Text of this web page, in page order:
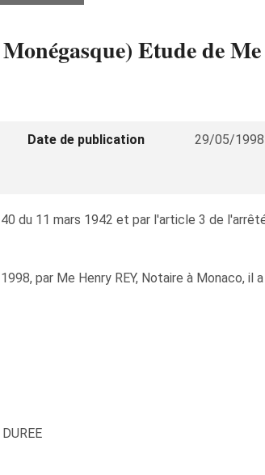
Etude de
Date de publication 29/05/1998
du 11 mars 1942 et par l'article 3 de
par Me Henry REY, Notaire à Monaco,